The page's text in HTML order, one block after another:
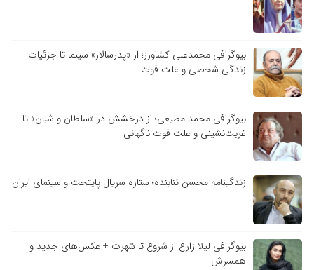
بیوگرافی محمدعلی کشاورز؛ از «پدرسالار» سینما تا جزئیات
زندگی شخصی و علت فوت
بیوگرافی محمد مطیعی؛ از درخشش در «سلطان و شبان» تا
غربت‌نشینی و علت فوت ناگهانی
زندگینامه محسن تنابنده؛ ستاره سریال پایتخت و سینمای ایران
بیوگرافی لیلا زارع از شروع تا شهرت + عکس‌های جدید و
همسرش